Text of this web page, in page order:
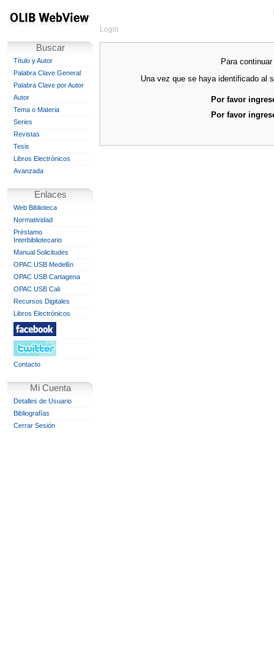
Buscar
Título y Autor
Palabra Clave General
Palabra Clave por Autor
Autor
Tema o Materia
Series
Revistas
Tesis
Libros Electrónicos
Avanzada
Enlaces
Web Biblioteca
Normatividad
Préstamo
Interbibliotecario
Manual Solicitudes
OPAC USB Medellín
OPAC USB Cartagena
OPAC USB Cali
Recursos Digitales
Libros Electrónicos
Contacto
Mi Cuenta
Detalles de Usuario
Bibliografías
Cerrar Sesión
Login
Para
Una vez que se haya identificado al
Por favor
Por favor